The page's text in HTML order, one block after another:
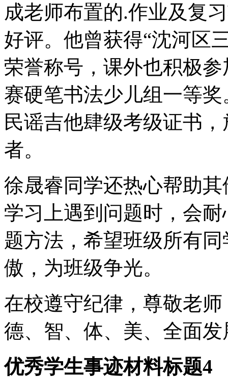
成老师布置的.作业及复
好评。他曾获得“沈河区
荣誉称号，课外也积极
赛硬笔书法少儿组一等
民谣吉他肆级考级证书
者。
徐晟睿同学还热心帮助
学习上遇到问题时，会
题方法，希望班级所有
傲，为班级争光。
在校遵守纪律，尊敬老
德、智、体、美、全面
优秀学生事迹材料标题4